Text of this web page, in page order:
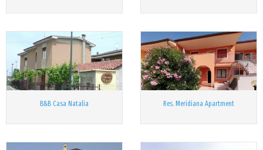
B&B Casa Natalia Res. Meridiana Apartment